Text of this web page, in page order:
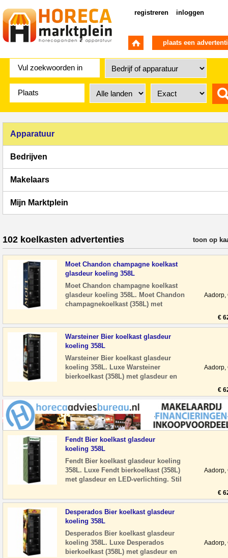
registreren inloggen
plaats een
Apparatuur
Bedrijven
Makelaars
Mijn Marktplein
102 koelkasten advertenties verfijn
toon op
Moet Chandon champagne koelkast
glasdeur koeling 358L
Moet Chandon champagne koelkast
glasdeur koeling 358L. Moet Chandon
champagnekoelkast (358L) met
energiezuinig, i
Aadorp,
€
Warsteiner Bier koelkast glasdeur
koeling 358L
Warsteiner Bier koelkast glasdeur
koeling 358L. Luxe Warsteiner
bierkoelkast (358L) met glasdeur en
ideaal voo
Aadorp,
€
Fendt Bier koelkast glasdeur
koeling 358L
Fendt Bier koelkast glasdeur koeling
358L. Luxe Fendt bierkoelkast (358L)
met glasdeur en LED-verlichting. Stil
Aadorp,
€
Desperados Bier koelkast glasdeur
koeling 358L
Desperados Bier koelkast glasdeur
koeling 358L. Luxe Desperados
bierkoelkast (358L) met glasdeur en
Aadorp,